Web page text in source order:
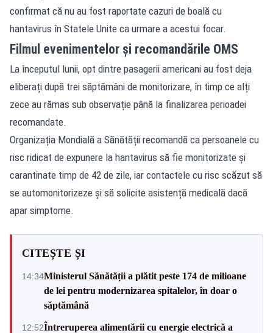
confirmat că nu au fost raportate cazuri de boală cu
hantavirus în Statele Unite ca urmare a acestui focar.
Filmul evenimentelor și recomandările OMS
La începutul lunii, opt dintre pasagerii americani au fost deja
eliberați după trei săptămâni de monitorizare, în timp ce alți
zece au rămas sub observație până la finalizarea perioadei
recomandate.
Organizația Mondială a Sănătății recomandă ca persoanele cu
risc ridicat de expunere la hantavirus să fie monitorizate și
carantinate timp de 42 de zile, iar contactele cu risc scăzut să
se automonitorizeze și să solicite asistență medicală dacă
apar simptome.
CITEȘTE ȘI
14:34Ministerul Sănătății a plătit peste 174 de milioane
de lei pentru modernizarea spitalelor, în doar o
săptămână
12:52Întreruperea alimentării cu energie electrică a